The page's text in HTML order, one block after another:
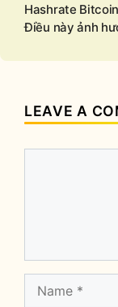
Hashrate
Điều này ảnh
LEAVE A
Name